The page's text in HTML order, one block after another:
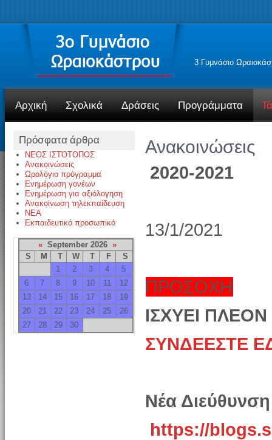
3 Γυμνάσιο
Αρχική Σχολικά Δράσεις Προγράμματα
Πρόσφατα άρθρα
ΝΕΟΣ ΙΣΤΌΤΟΠΟΣ
Ανακοινώσεις
Ωρολόγιο πρόγραμμα
Ενημέρωση γονέων
Ενημέρωση για αξιόλογηση
Ανακοίνωση τηλεκπαίδευση
NEA
Εκπαιδευτικό προσωπικό
« September 2026 »
S
M T W T F
S
1
2 3 4
5
6
7 8 9 10 11
12
13
14 15 16 17 18
19
20
21 22 23 24 25
26
27
28 29 30
Ανακοινώσεις
2020-2021
13/1/2021
ΠΡΟΣΟΧΗ
ΙΣΧΥΕΙ
ΣΥΝΔΕΕΣΤΕ
Νέα Διεύθυνση
https://